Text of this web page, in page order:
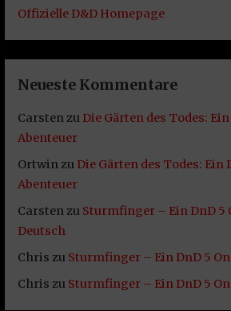
Offizielle D&D Homepage
Neueste Kommentare
Carstenzu Die Gärten des Todes:
Abenteuer
Ortwinzu Die Gärten des Todes: Ein
Abenteuer
Carstenzu Sturmfinger – Ein DnD 5
Deutsch
Chris zu Sturmfinger – Ein DnD 5
Chris zu Sturmfinger – Ein DnD 5